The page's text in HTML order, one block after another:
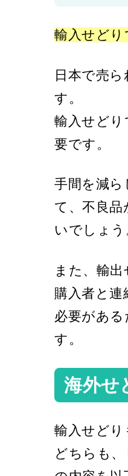
輸入せど
日本で売
す。
輸入せど
要です。
手間を減
て、不良
いでしょう
また、輸
購入者と
必要があ
す。
海外せ
輸入せど
どちらも